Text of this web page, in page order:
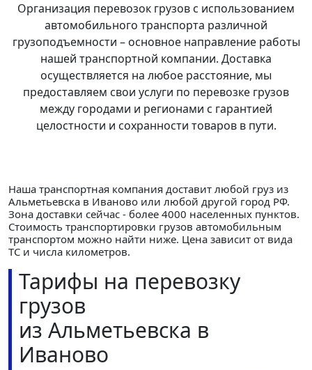
Направления
Тарифы
Международные перевозки
Контакты
Организация перевозок грузов с использованием
автомобильного транспорта различной
грузоподъемности – основное направление работы
нашей транспортной компании. Доставка
осуществляется на любое расстояние, мы
предоставляем свои услуги по перевозке грузов
между городами и регионами с гарантией
целостности и сохранности товаров в пути.
Наша транспортная компания доставит любой груз из
Альметьевска в Иваново или любой другой город РФ.
Зона доставки сейчас - более 4000 населенных пунктов.
Стоимость транспортировки грузов автомобильным
транспортом можно найти ниже. Цена зависит от вида
ТС и числа километров.
Тарифы на перевозку
грузов
из Альметьевска в
Иваново